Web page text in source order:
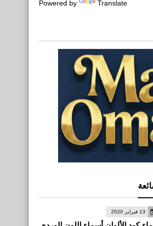
Powered by Translate
13 فبراير 2020